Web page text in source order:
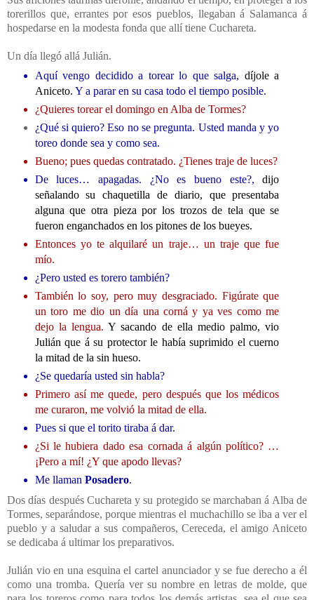
torerillos que, errantes por esos pueblos, llegaban á Salamanca á
hospedarse en la modesta fonda que allí tiene Cuchareta.
Un día llegó allá Julián.
Aquí vengo decidido a torear lo que salga, díjole a
Aniceto. Y a parar en su casa todo el tiempo posible.
¿Quieres torear el domingo en Alba de Tormes?
¿Qué si quiero? Eso no se pregunta. Usted manda y yo
toreo donde sea y como sea.
Bueno; pues quedas contratado. ¿Tienes traje de luces?
De luces… apagadas. ¿No es bueno este?,dijo
señalando su chaquetilla de diario, que presentaba
alguna que otra pieza por los trozos de tela que se
fueron enganchados en los pitones de los bueyes.
Entonces yo te alquilaré un traje… un traje que fue
mío.
¿Pero usted es torero también?
También lo soy, pero muy desgraciado. Figúrate que
un toro me dio un día una corná y ya ves como me
dejo la lengua. Y sacando de ella medio palmo, vio
Julián que á su protector le había suprimido el cuerno
la mitad de la sin hueso.
¿Se quedaría usted sin habla?
Primero así me quede, pero después que los médicos
me curaron, me volvió la mitad de ella.
Pues si que el torito tiraba á dar.
¿Si le hubiera dado esa cornada á algún político? …
¡Pero a mí! ¿Y que apodo llevas?
Me llaman Posadero.
Dos días después Cuchareta y su protegido se marchaban á Alba de
Tormes, separándose, porque mientras el muchachillo se iba a ver el
pueblo y a saludar a sus compañeros, Cereceda, el amigo Aniceto
se dedicaba á ultimar los preparativos.
Julián vio en una esquina el cartel anunciador y se fue derecho a él
como una tromba. Quería ver su nombre en letras de molde, que